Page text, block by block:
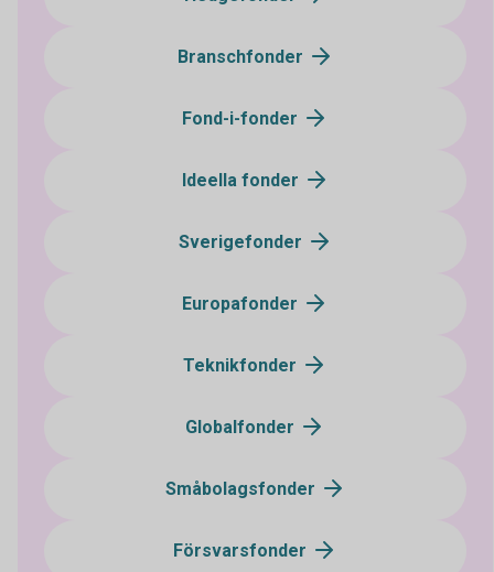
Branschfonder
Fond-i-fonder
Ideella fonder
Sverigefonder
Europafonder
Teknikfonder
Globalfonder
Småbolagsfonder
Försvarsfonder